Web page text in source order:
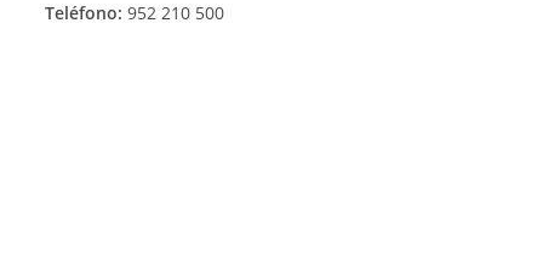
Teléfono: 952 210 500